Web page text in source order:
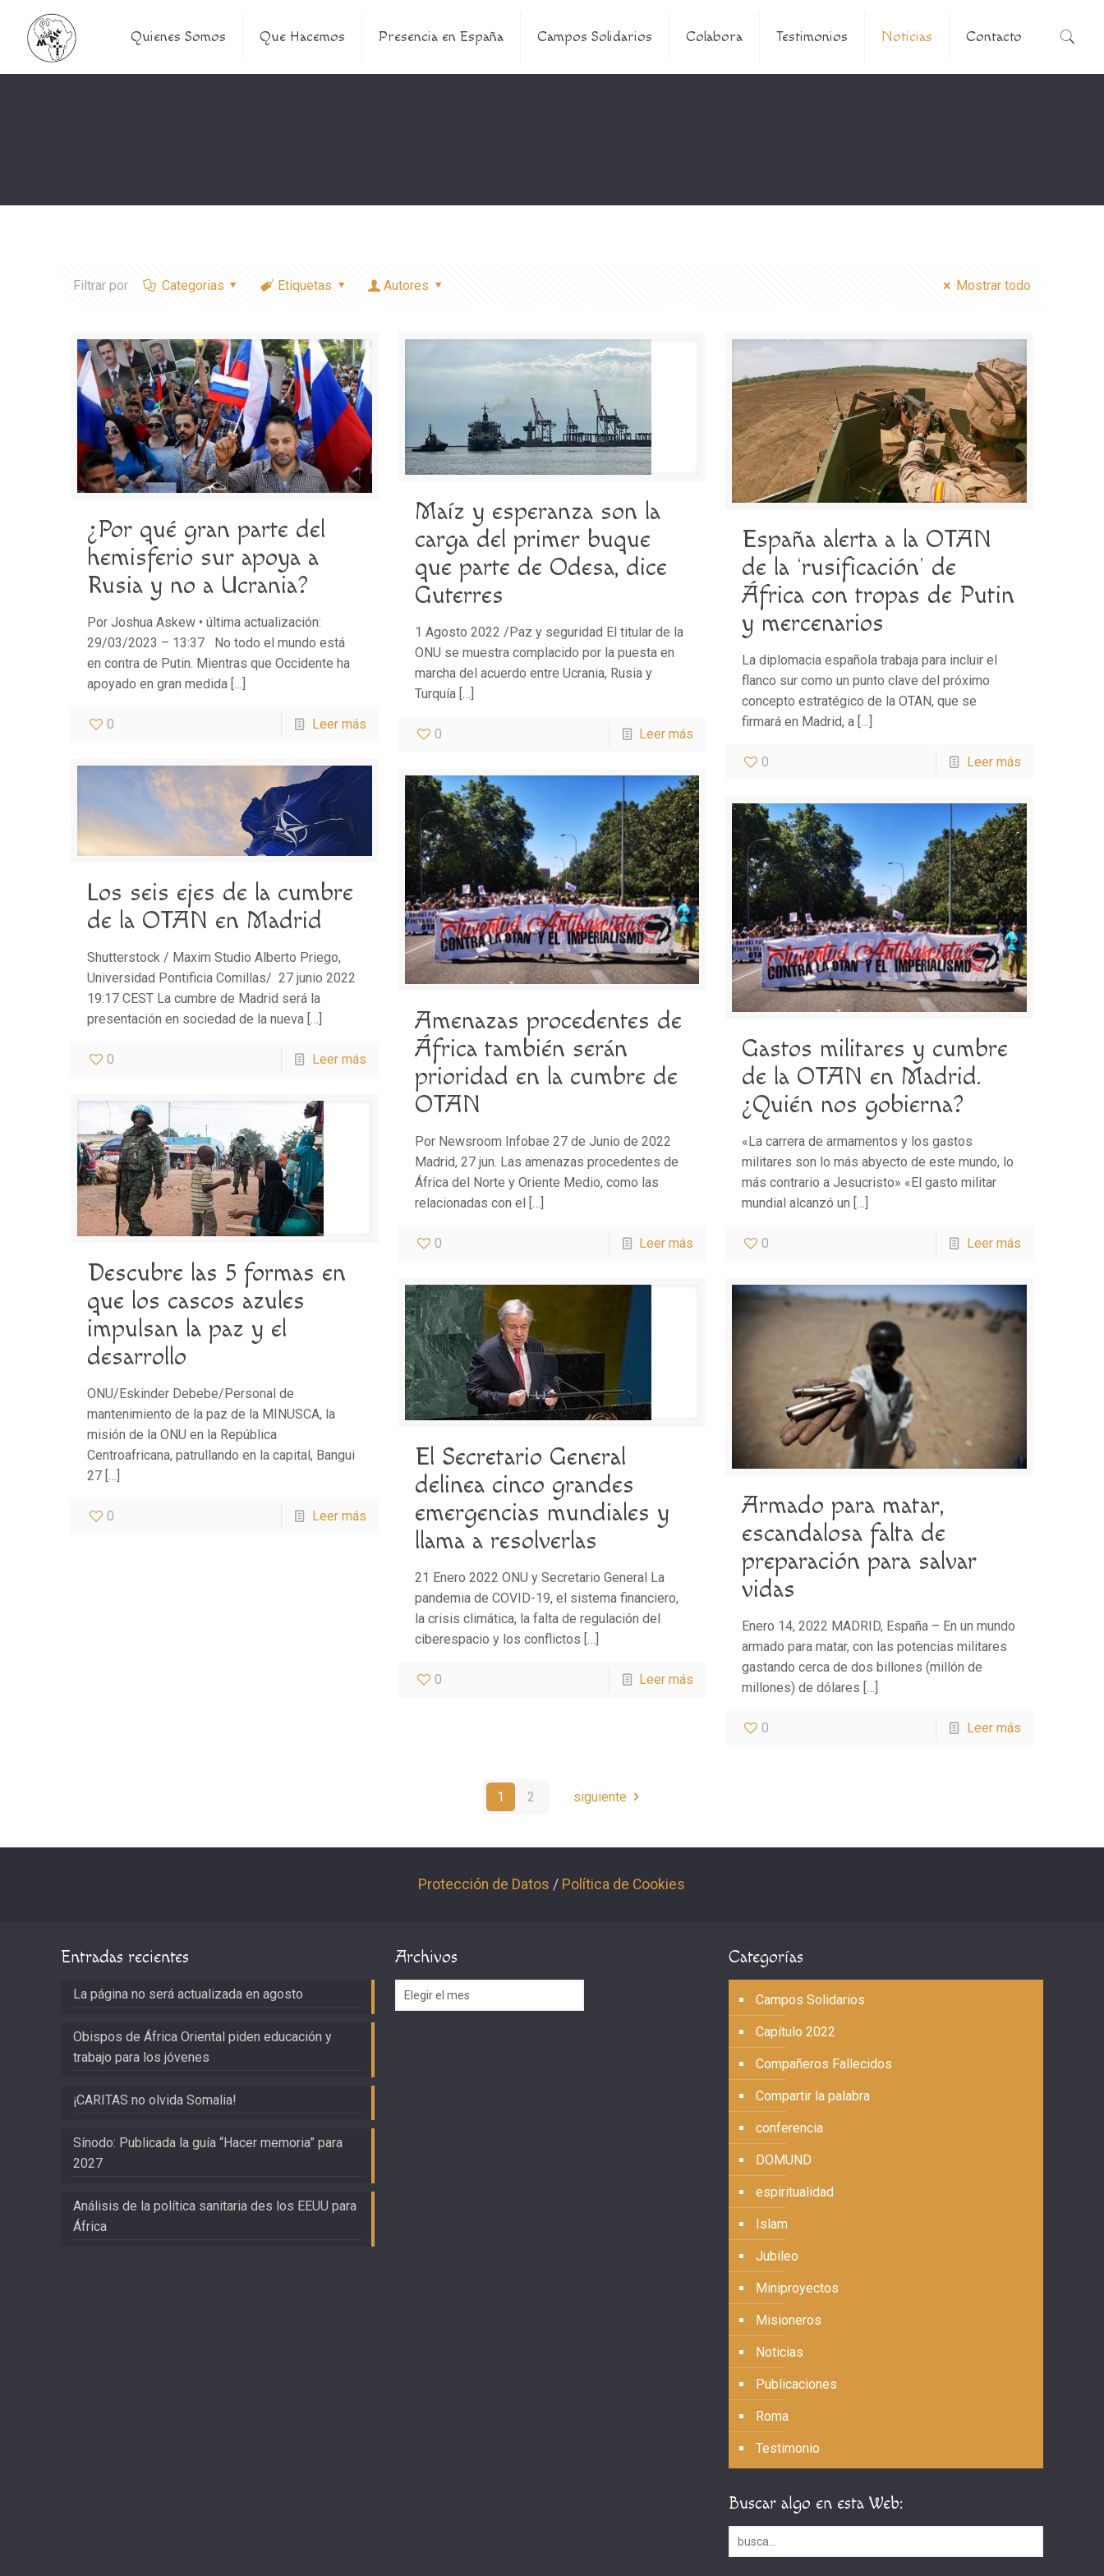
Quienes Somos Que Hacemos Presencia en España Campos Solidarios Colabora Testimonios Noticias Contacto
Filtrar por Categorias Etiquetas Autores Mostrar todo
¿Por qué gran parte del
hemisferio sur apoya a
Rusia y no a Ucrania?
Por Joshua Askew • última actualización:
29/03/2023 – 13:37 No todo el mundo está
en contra de Putin. Mientras que Occidente ha
apoyado en gran medida […]
0 Leer más
Maíz y esperanza son la
carga del primer buque
que parte de Odesa, dice
Guterres
1 Agosto 2022 /Paz y seguridad El titular de la
ONU se muestra complacido por la puesta en
marcha del acuerdo entre Ucrania, Rusia y
Turquía[…]
0 Leer más
España alerta a la OTAN
de la ‘rusificación’ de
África con tropas de Putin
y mercenarios
La diplomacia española trabaja para incluir el
flanco sur como un punto clave del próximo
concepto estratégico de la OTAN, que se
firmará en Madrid, a […]
0 Leer más
Los seis ejes de la cumbre
de la OTAN en Madrid
Shutterstock / Maxim Studio Alberto Priego,
Universidad Pontificia Comillas/ 27 junio 2022
19:17 CEST La cumbre de Madrid será la
presentación en sociedad de la nueva […]
0 Leer más
Amenazas procedentes de
África también serán
prioridad en la cumbre de
OTAN
Por Newsroom Infobae 27 de Junio de 2022
Madrid, 27 jun. Las amenazas procedentes de
África del Norte y Oriente Medio, como las
relacionadas con el […]
0 Leer más
Gastos militares y cumbre
de la OTAN en Madrid.
¿Quién nos gobierna?
«La carrera de armamentos y los gastos
militares son lo más abyecto de este mundo, lo
más contrario a Jesucristo» «El gasto militar
mundial alcanzó un […]
0 Leer más
Descubre las 5 formas en
que los cascos azules
impulsan la paz y el
desarrollo
ONU/Eskinder Debebe/Personal de
mantenimiento de la paz de la MINUSCA, la
misión de la ONU en la República
Centroafricana, patrullando en la capital, Bangui
27 […]
0 Leer más
El Secretario General
delinea cinco grandes
emergencias mundiales y
llama a resolverlas
21 Enero 2022 ONU y Secretario General La
pandemia de COVID-19, el sistema financiero,
la crisis climática, la falta de regulación del
ciberespacio y los conflictos […]
0 Leer más
Armado para matar,
escandalosa falta de
preparación para salvar
vidas
Enero 14, 2022 MADRID, España – En un mundo
armado para matar, con las potencias militares
gastando cerca de dos billones (millón de
millones) de dólares […]
0 Leer más
1 2 siguiente
Protección de Datos / Política de Cookies
Entradas recientes
La página no será actualizada en agosto
Obispos de África Oriental piden educación y
trabajo para los jóvenes
¡CARITAS no olvida Somalia!
Sínodo: Publicada la guía “Hacer memoria” para
2027
Análisis de la política sanitaria des los EEUU para
África
Archivos
Archivos
Categorías
Campos Solidarios
Capítulo 2022
Compañeros Fallecidos
Compartir la palabra
conferencia
DOMUND
espiritualidad
Islam
Jubileo
Miniproyectos
Misioneros
Noticias
Publicaciones
Roma
Testimonio
Buscar algo en esta Web: